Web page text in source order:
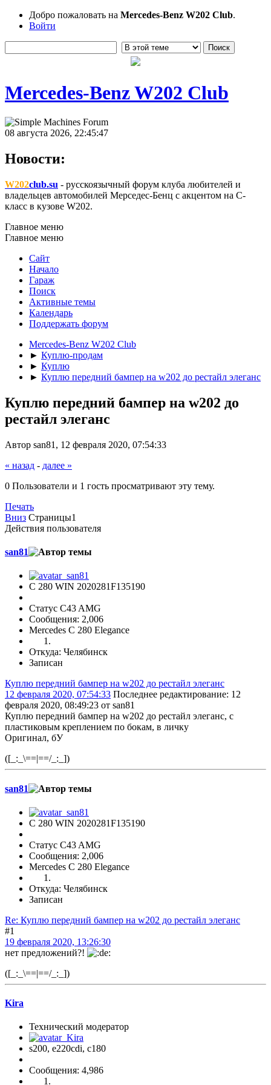
Добро пожаловать на Mercedes-Benz W202 Club.
Войти
Mercedes-Benz W202 Club
08 августа 2026, 22:45:47
Новости:
W202club.su - русскоязычный форум клуба любителей и
владельцев автомобилей Мерседес-Бенц с акцентом на C-
класс в кузове W202.
Главное меню
Главное меню
Сайт
Начало
Гараж
Поиск
Активные темы
Календарь
Поддержать форум
Mercedes-Benz W202 Club
► Куплю-продам
► Куплю
► Куплю передний бампер на w202 до рестайл элеганс
Куплю передний бампер на w202 до
рестайл элеганс
Автор san81, 12 февраля 2020, 07:54:33
« назад - далее »
0 Пользователи и 1 гость просматривают эту тему.
Печать
Вниз Страницы1
Действия пользователя
san81
С 280 WIN 2020281F135190
Статус C43 AMG
Сообщения: 2,006
Mercedes C 280 Elegance
Откуда: Челябинск
Записан
Куплю передний бампер на w202 до рестайл элеганс
12 февраля 2020, 07:54:33 Последнее редактирование: 12
февраля 2020, 08:49:23 от san81
Куплю передний бампер на w202 до рестайл элеганс, с
пластиковым креплением по бокам, в личку
Оригинал, бУ
([_:_\==|==/_:_])
san81
С 280 WIN 2020281F135190
Статус C43 AMG
Сообщения: 2,006
Mercedes C 280 Elegance
Откуда: Челябинск
Записан
Re: Куплю передний бампер на w202 до рестайл элеганс
#1
19 февраля 2020, 13:26:30
нет предложений?!
([_:_\==|==/_:_])
Kira
Технический модератор
s200, е220cdi, с180
Сообщения: 4,986